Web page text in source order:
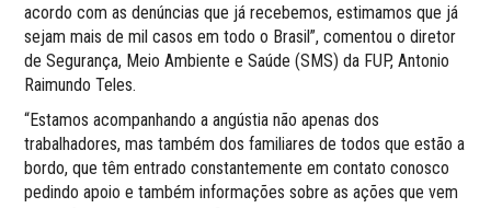
acordo com as denúncias que já recebemos, estimamos que já
sejam mais de mil casos em todo o Brasil”, comentou o diretor
de Segurança, Meio Ambiente e Saúde (SMS) da FUP, Antonio
Raimundo Teles.
“Estamos acompanhando a angústia não apenas dos
trabalhadores, mas também dos familiares de todos que estão a
bordo, que têm entrado constantemente em contato conosco
pedindo apoio e também informações sobre as ações que vem